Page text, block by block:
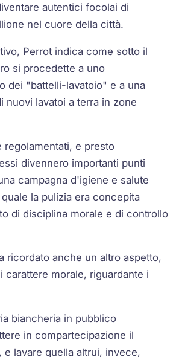
autentici focolai di
nel cuore della città.
Perrot indica come sotto il
si procedette a uno
dei "battelli-lavatoio" e a una
nuovi lavatoi a terra in zone
regolamentati, e presto
divennero importanti punti
campagna d'igiene e salute
la pulizia era concepita
di disciplina morale e di controllo
ricordato anche un altro aspetto,
carattere morale, riguardante i
biancheria in pubblico
in compartecipazione il
e lavare quella altrui, invece,